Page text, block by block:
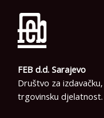
FEB d.d. Sarajevo
Društvo za
trgovinsku djelatnost.